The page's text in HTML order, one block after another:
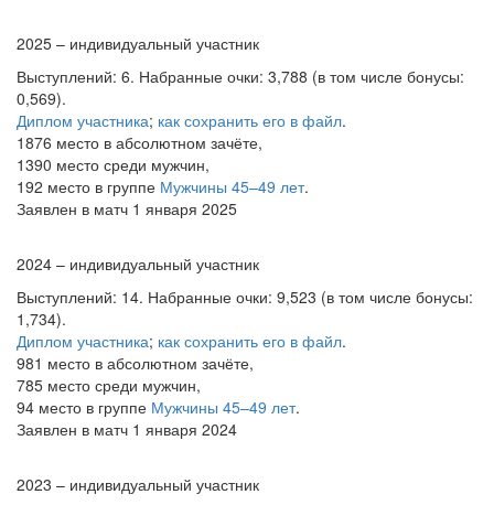
2025 – индивидуальный участник
Выступлений: 6. Набранные очки: 3,788 (в том числе бонусы:
0,569).
Диплом участника; как сохранить его в файл.
1876 место в абсолютном зачёте,
1390 место среди мужчин,
192 место в группе Мужчины 45–49 лет.
Заявлен в матч 1 января 2025
2024 – индивидуальный участник
Выступлений: 14. Набранные очки: 9,523 (в том числе бонусы:
1,734).
Диплом участника; как сохранить его в файл.
981 место в абсолютном зачёте,
785 место среди мужчин,
94 место в группе Мужчины 45–49 лет.
Заявлен в матч 1 января 2024
2023 – индивидуальный участник